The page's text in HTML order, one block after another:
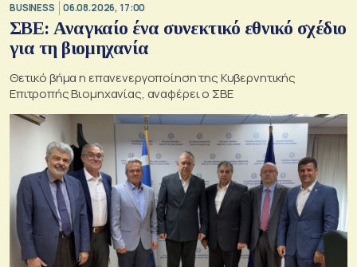
BUSINESS 06.08.2026, 17:00
ΣΒΕ: Αναγκαίο ένα συνεκτικό εθνικό σχέδιο
για τη βιομηχανία
Θετικό βήμα η επανενεργοποίηση της Κυβερνητικής
Επιτροπής Βιομηχανίας, αναφέρει ο ΣΒΕ